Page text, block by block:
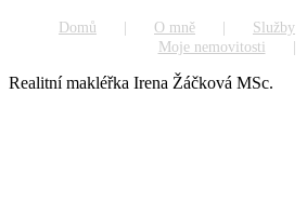
Domů O mně Služby
Moje nemovitosti
Realitní makléřka Irena Žáčková MSc.